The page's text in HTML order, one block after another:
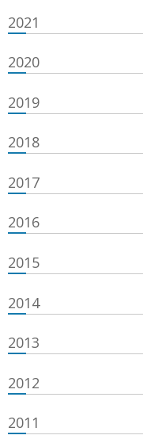
2021
2020
2019
2018
2017
2016
2015
2014
2013
2012
2011